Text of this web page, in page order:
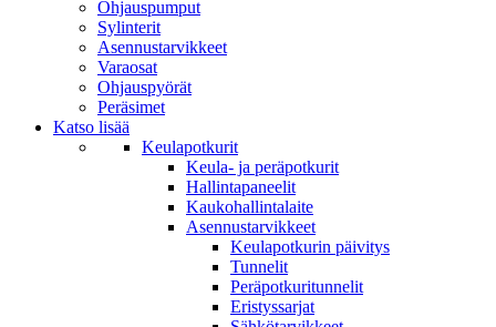
Ohjauspumput
Sylinterit
Asennustarvikkeet
Varaosat
Ohjauspyörät
Peräsimet
Katso lisää
Keulapotkurit
Keula- ja peräpotkurit
Hallintapaneelit
Kaukohallintalaite
Asennustarvikkeet
Keulapotkurin päivitys
Tunnelit
Peräpotkuritunnelit
Eristyssarjat